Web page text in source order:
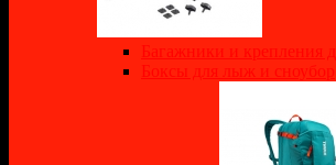
Багажники и крепления д
Боксы для лыж и сноубор